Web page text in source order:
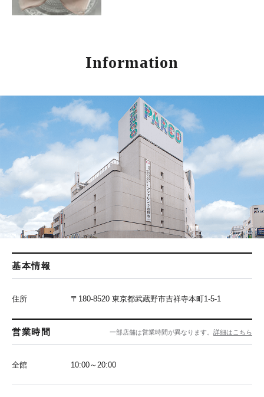
Information
基本情報
住所 〒180-8520 東京都武蔵野市吉祥寺本町1-5-1
営業時間 一部店舗は営業時間が異なります。 詳細はこちら
全館 10:00～20:00